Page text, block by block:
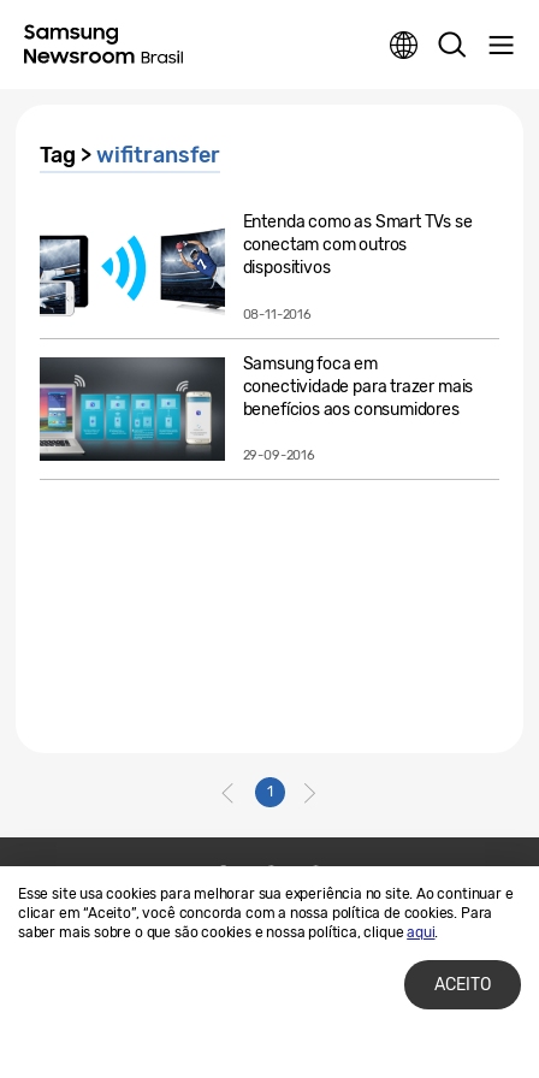
Esse site usa cookies para melhorar sua experiência no site. Ao continuar e
clicar em “Aceito”, você concorda com a nossa política de cookies. Para
saber mais sobre o que são cookies e nossa política, cliqueaqui.
ACEITO
Tag >wifitransfer
Entenda como as Smart TVs se
conectam com outros
dispositivos
08-11-2016
Samsung foca em
conectividade para trazer mais
benefícios aos consumidores
29-09-2016
1
Contato
SAMSUNG.COM
Termos de Uso
Privacidade e Cookies